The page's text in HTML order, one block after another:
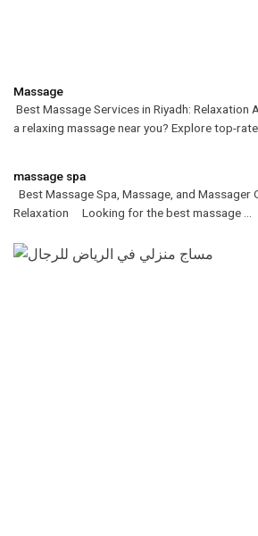
Massage
Best Massage Services in Riyadh:
a relaxing massage near you? Explore top-
massage spa
Best Massage Spa, Massage, and Massager
Relaxation Looking for the best massage ...